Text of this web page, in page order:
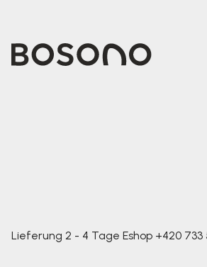
Lieferung 2 - 4 Tage Eshop +420 733